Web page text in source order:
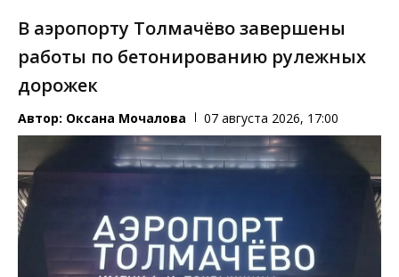
В аэропорту Толмачёво завершены
работы по бетонированию рулежных
дорожек
Автор: Оксана Мочалова 07 августа 2026, 17:00